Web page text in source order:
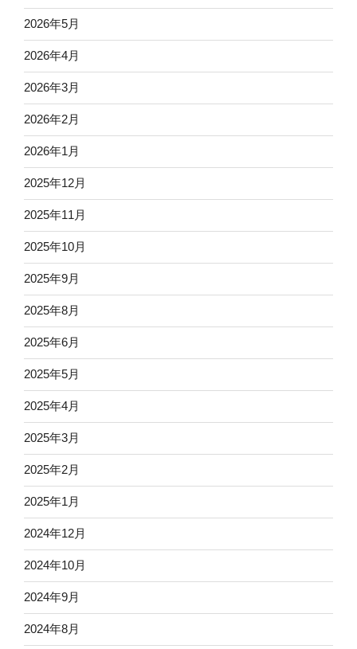
2026年5月
2026年4月
2026年3月
2026年2月
2026年1月
2025年12月
2025年11月
2025年10月
2025年9月
2025年8月
2025年6月
2025年5月
2025年4月
2025年3月
2025年2月
2025年1月
2024年12月
2024年10月
2024年9月
2024年8月